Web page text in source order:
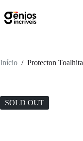
Início / Protecton
SOLD OUT